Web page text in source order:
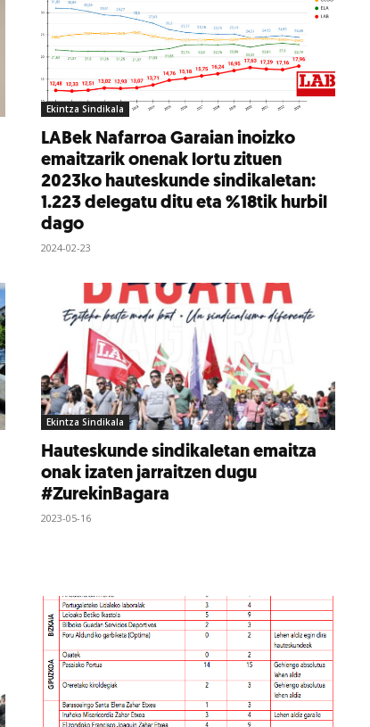
Ekintza Sindikala
LABek Nafarroa Garaian inoizko
emaitzarik onenak lortu zituen
2023ko hauteskunde sindikaletan:
1.223 delegatu ditu eta %18tik hurbil
dago
2024-02-23
Ekintza Sindikala
Hauteskunde sindikaletan emaitza
onak izaten jarraitzen dugu
#ZurekinBagara
2023-05-16